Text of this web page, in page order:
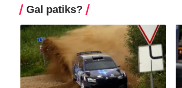
Gal patiks?